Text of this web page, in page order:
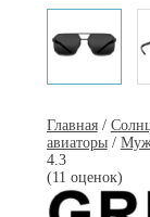
Главная/
авиаторы/
4.3
(11 оценок)